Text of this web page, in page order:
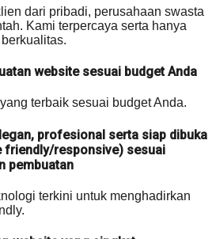
dari pribadi, perusahaan swasta
Kami terpercaya serta hanya
website sesuai budget Anda
terbaik sesuai budget Anda.
profesional serta siap dibuka
friendly/responsive) sesuai
pembuatan
terkini untuk menghadirkan